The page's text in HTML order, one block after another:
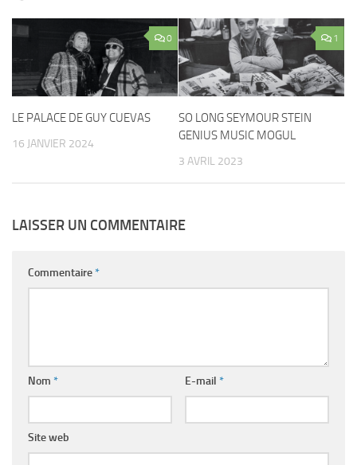
0
LE PALACE DE GUY CUEVAS
16 JANVIER 2024
1
SO LONG SEYMOUR STEIN
GENIUS MUSIC MOGUL
3 AVRIL 2023
LAISSER UN COMMENTAIRE
Commentaire*
Nom * E-mail *
Site web